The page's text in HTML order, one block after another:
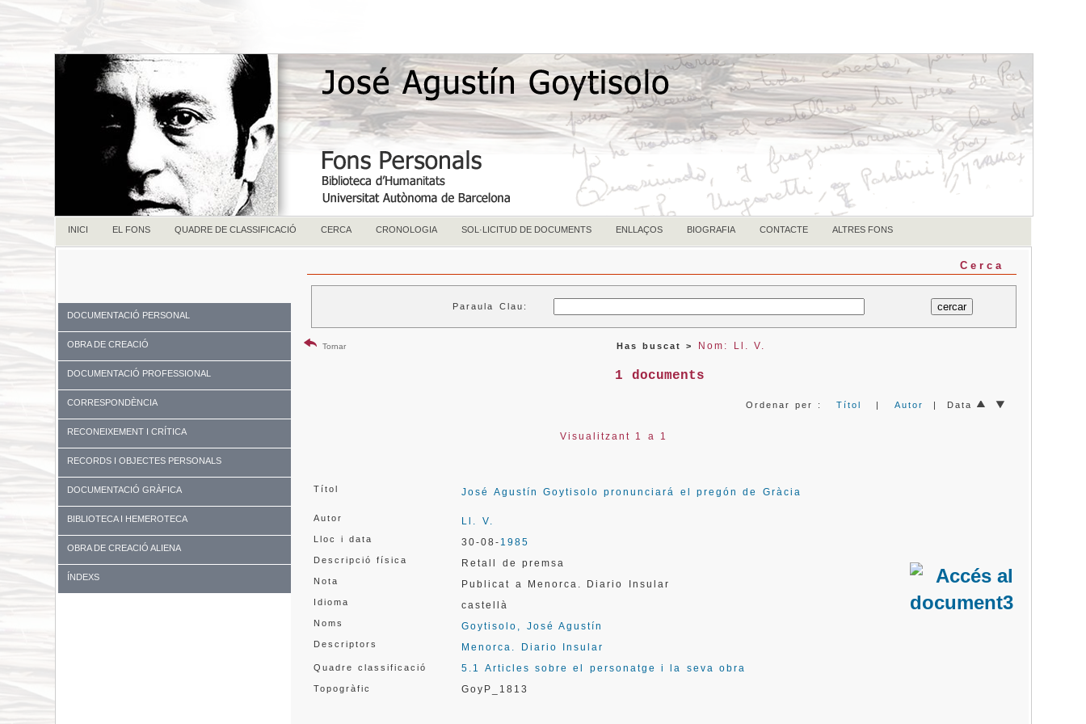
INICI EL FONS QUADRE DE CLASSIFICACIÓ CERCA CRONOLOGIA SOL·LICITUD DE DOCUMENTS ENLLAÇOS BIOGRAFIA CONTACTE ALTRES FONS
DOCUMENTACIÓ PERSONAL
OBRA DE CREACIÓ
DOCUMENTACIÓ PROFESSIONAL
CORRESPONDÈNCIA
RECONEIXEMENT I CRÍTICA
RECORDS I OBJECTES PERSONALS
DOCUMENTACIÓ GRÀFICA
BIBLIOTECA I HEMEROTECA
OBRA DE CREACIÓ ALIENA
ÍNDEXS
Cerca
Paraula Clau:
Tornar Has buscat > Nom: Ll. V.
1 documents
Ordenar per :Títol |Autor | Data
Visualitzant 1 a 1
Títol José Agustín Goytisolo pronunciará el pregón de Gràcia
Autor Ll. V.
Lloc i data 30-08- 1985
Descripció física Retall de premsa
Nota Publicat a Menorca. Diario Insular
Idioma castellà
Noms Goytisolo, José Agustín
Descriptors Menorca. Diario Insular
Quadre classificació 5.1 Articles sobre el personatge i la seva obra
Topogràfic GoyP_1813